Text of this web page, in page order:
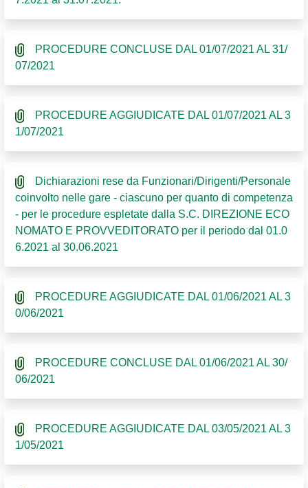
PROCEDURE CONCLUSE DAL 01/07/2021 AL 31/
07/2021
PROCEDURE AGGIUDICATE DAL 01/07/2021 AL 3
1/07/2021
Dichiarazioni rese da Funzionari/Dirigenti/Personale
coinvolto nelle gare - ciascuno per quanto di competenza
- per le procedure espletate dalla S.C. DIREZIONE ECO
NOMATO E PROVVEDITORATO per il periodo dal 01.0
6.2021 al 30.06.2021
PROCEDURE AGGIUDICATE DAL 01/06/2021 AL 3
0/06/2021
PROCEDURE CONCLUSE DAL 01/06/2021 AL 30/
06/2021
PROCEDURE AGGIUDICATE DAL 03/05/2021 AL 3
1/05/2021